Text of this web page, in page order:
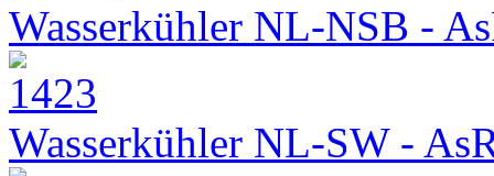
Wasserkühler NL-NSB -
Wasserkühler NL-SW -